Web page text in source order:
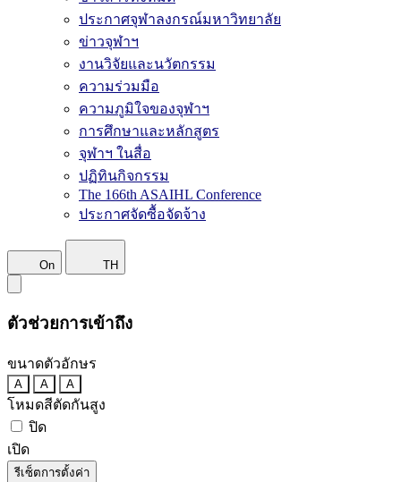
ประกาศจุฬาลงกรณ์มหาวิทยาลัย
ข่าวจุฬาฯ
งานวิจัยและนวัตกรรม
ความร่วมมือ
ความภูมิใจของจุฬาฯ
การศึกษาและหลักสูตร
จุฬาฯ ในสื่อ
ปฏิทินกิจกรรม
The 166th ASAIHL Conference
ประกาศจัดซื้อจัดจ้าง
On TH
ตัวช่วยการเข้าถึง
ขนาดตัวอักษร
A A A
โหมดสีตัดกันสูง
ปิด
เปิด
รีเซ็ตการตั้งค่า